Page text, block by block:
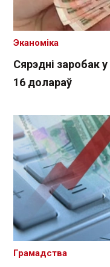
Сярэдні заробак
16 долараў
Эканоміка
Грамадства